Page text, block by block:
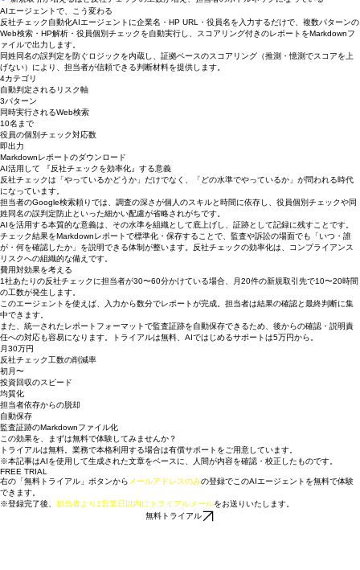
✔新規取引が増えるほど反社チェックの工数が増え、担当者のボトルネックになっている
AIエージェントで、こう変わる
反社チェック自動化AIエージェントに企業名・HP URL・役員名を入力するだけで、複数パターンの
Web検索・HP解析・役員個別チェックを自動実行し、スコアリング付きのレポートをMarkdownフ
ァイルで出力します。
同姓同名の誤判定を防ぐロジックを内蔵し、証拠ベースのスコアリング（推測・憶測でスコアを上
げない）により、担当者が信頼できる判断材料を提供します。
4カテゴリ
自動判定されるリスク軸
3パターン
同時実行されるWeb検索
10名まで
役員の個別チェック対応数
即出力
Markdownレポートのダウンロード
AI活用して 『反社チェックを効率化』する意義
反社チェックは「やっているかどうか」だけでなく、「どの水準でやっているか」が問われる時代
になっています。
担当者のGoogle検索頼りでは、調査の深さが個人のスキルと時間に依存し、役員個別チェックや同
姓同名の誤判定防止といった細かい配慮が省略されがちです。
AIを活用する本質的な意義は、その水準を組織として底上げし、証跡として記録に残すことです。
チェック結果をMarkdownレポートで標準化・保存することで、監査や訴訟の場面でも「いつ・誰
が・何を確認したか」を説明できる体制が整います。反社チェックの効率化は、コンプライアンス
リスクへの組織的な備えです。
費用対効果を考える
1社あたりの反社チェックに担当者が30〜60分かけている場合、月20件の新規取引先で10〜20時間
の工数が発生します。
このエージェントを使えば、入力から数分でレポートが完成。担当者は結果の確認と最終判断に集
中できます。
また、統一されたレポートフォーマットで監査証跡を自動保存できるため、後からの確認・説明責
任への対応も容易になります。トライアルは無料、AIではじめるサポートは5万円から。
月30万円
反社チェック工数の削減率
初月〜
投資回収のスピード
均質化
担当者依存からの脱却
自動保存
監査証跡のMarkdownファイル化
この効果を、まずは無料で体験してみませんか？
トライアルは無料。業務で本格利用する場合は有償サポートをご用意しています。
※本記事はAIを使用して生成された文章をベースに、人間が内容を確認・校正したものです。
FREE TRIAL
右の「無料トライアル」ボタンから
できます。
担当者より1営業日以内にトライアルメール